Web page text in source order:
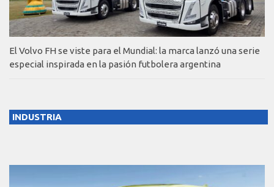
El Volvo FH se viste para el Mundial: la marca lanzó una serie
especial inspirada en la pasión futbolera argentina
INDUSTRIA